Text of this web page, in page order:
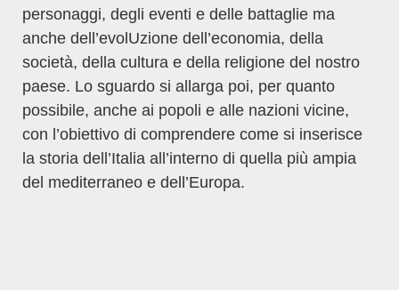
personaggi, degli eventi e delle battaglie ma
anche dell’evolUzione dell’economia, della
società, della cultura e della religione del nostro
paese. Lo sguardo si allarga poi, per quanto
possibile, anche ai popoli e alle nazioni vicine,
con l’obiettivo di comprendere come si inserisce
la storia dell’Italia all’interno di quella più ampia
del mediterraneo e dell’Europa.